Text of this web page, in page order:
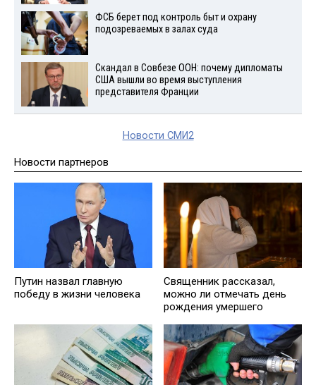
ФСБ берет под контроль быт и охрану
подозреваемых в залах суда
Скандал в Совбезе ООН: почему дипломаты
США вышли во время выступления
представителя Франции
Новости СМИ2
Новости партнеров
Путин назвал главную
победу в жизни человека
Священник рассказал,
можно ли отмечать день
рождения умершего